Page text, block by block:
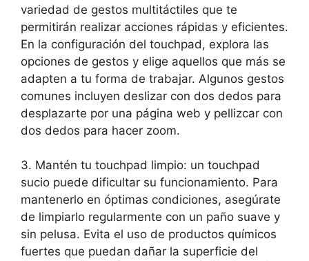
variedad de gestos multitáctiles‍ que te
⁢permitirán realizar acciones rápidas y eficientes.⁢
En la configuración del touchpad, explora las
opciones de gestos y elige aquellos que ⁤más se
⁤adapten a tu forma de trabajar. Algunos gestos
comunes ​incluyen deslizar con dos dedos para
desplazarte​ por una página web y pellizcar‌ con
dos dedos para hacer zoom.
3. Mantén ​tu touchpad limpio: un touchpad
‌sucio⁢ puede dificultar su⁤ funcionamiento. ​Para
mantenerlo en⁣ óptimas⁣ condiciones, asegúrate
de limpiarlo regularmente con un paño suave‌ y
sin pelusa. Evita el uso de ‌productos químicos
⁢fuertes ​que ‌puedan dañar ‌la superficie del